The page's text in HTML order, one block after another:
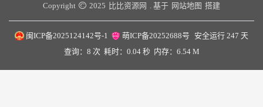
Copyright
2025 比比资源网 . 基于 网站地图 搭建
闽ICP备2025124142号-1 萌ICP备20252688号 安全运行 247 天
查询：8 次 耗时：0.04 秒 内存：6.54 M